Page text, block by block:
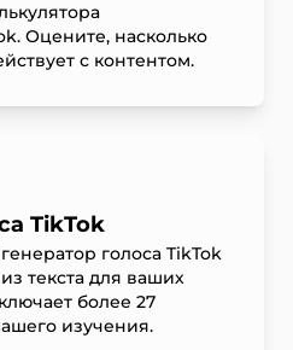
Оцените, насколько
с контентом.
TikTok
голоса TikTok
текста для ваших
более 27
изучения.